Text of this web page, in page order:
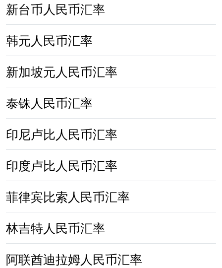
新台币人民币汇率
韩元人民币汇率
新加坡元人民币汇率
泰铢人民币汇率
印尼卢比人民币汇率
印度卢比人民币汇率
菲律宾比索人民币汇率
林吉特人民币汇率
阿联酋迪拉姆人民币汇率